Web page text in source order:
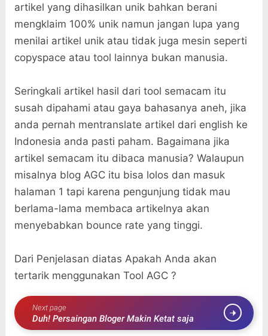
artikel yang dihasilkan unik bahkan berani
mengklaim 100% unik namun jangan lupa yang
menilai artikel unik atau tidak juga mesin seperti
copyspace atau tool lainnya bukan manusia.
Seringkali artikel hasil dari tool semacam itu
susah dipahami atau gaya bahasanya aneh, jika
anda pernah mentranslate artikel dari english ke
Indonesia anda pasti paham. Bagaimana jika
artikel semacam itu dibaca manusia? Walaupun
misalnya blog AGC itu bisa lolos dan masuk
halaman 1 tapi karena pengunjung tidak mau
berlama-lama membaca artikelnya akan
menyebabkan bounce rate yang tinggi.
Dari Penjelasan diatas Apakah Anda akan
tertarik menggunakan Tool AGC ?
Next page
Duh! Persaingan Bloger Makin Ketat saja